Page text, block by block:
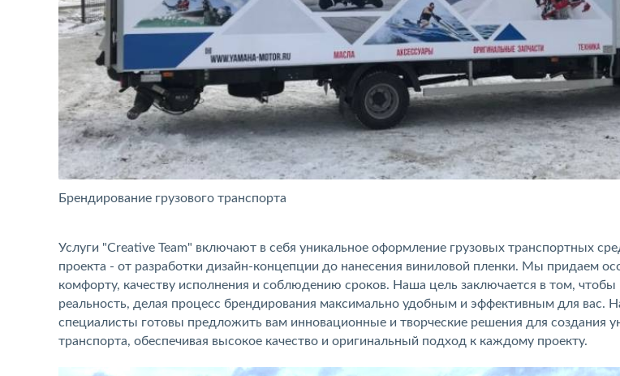
Брендирование грузового транспорта
Услуги "Creative Team" включают в себя уникальное оформление грузовых транспортных
проекта - от разработки дизайн-концепции до нанесения виниловой пленки. Мы придаем
комфорту, качеству исполнения и соблюдению сроков. Наша цель заключается в том,
реальность, делая процесс брендирования максимально удобным и эффективным для вас.
специалисты готовы предложить вам инновационные и творческие решения для создания
транспорта, обеспечивая высокое качество и оригинальный подход к каждому проекту.